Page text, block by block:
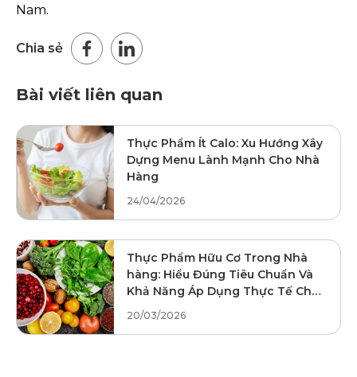
Nam.
Chia sẻ
Bài viết liên quan
Thực Phẩm Ít Calo: Xu Hướng Xây
Dựng Menu Lành Mạnh Cho Nhà
Hàng
24/04/2026
Thực Phẩm Hữu Cơ Trong Nhà
hàng: Hiểu Đúng Tiêu Chuẩn Và
Khả Năng Áp Dụng Thực Tế Cho
F&B
20/03/2026